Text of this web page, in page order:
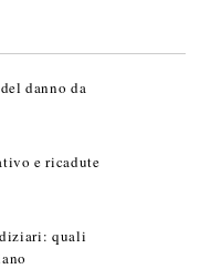
danno da
e ricadute
quali